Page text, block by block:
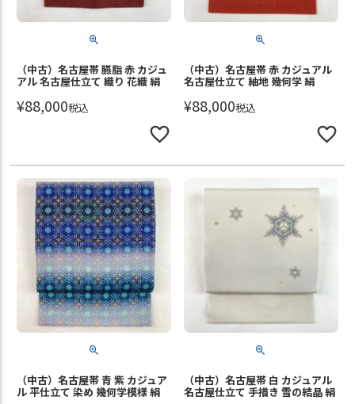
（中古）名古屋帯 臙脂 赤 カジュ
アル 名古屋仕立て 織り 花織 絹
¥88,000税込
（中古）名古屋帯 赤 カジュアル
名古屋仕立て 紬地 幾何学 絹
¥88,000税込
（中古）名古屋帯 青 紫 カジュア
ル 平仕立て 染め 幾何学模様 絹
（中古）名古屋帯 白 カジュアル
名古屋仕立て 手描き 雪の結晶 絹